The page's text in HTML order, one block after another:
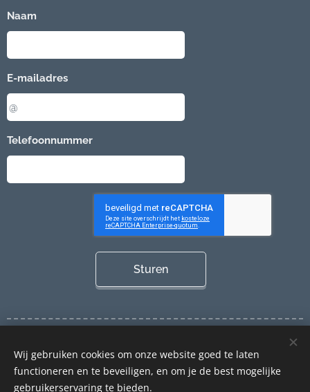
Naam
E-mailadres
Telefoonnummer
Sturen
Talen
Nederlands
Français
Wij gebruiken cookies om onze website goed te laten
functioneren en te beveiligen, en om je de best mogelijke
gebruikerservaring te bieden.